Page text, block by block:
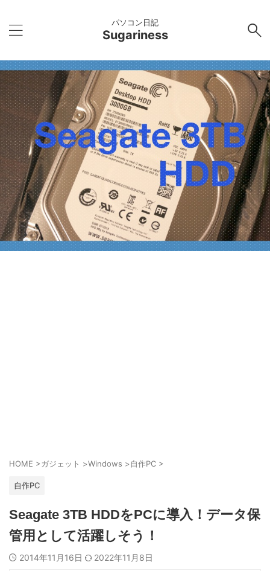
パソコン日記
Sugariness
HOME >ガジェット >Windows >自作PC >
自作PC
Seagate 3TB HDDをPCに導入！データ保
管用として活躍しそう！
2014年11月16日 2022年11月8日